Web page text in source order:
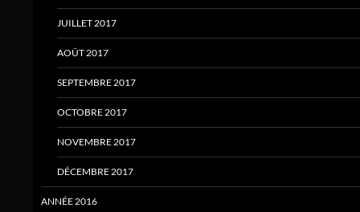
JUILLET 2017
AOÛT 2017
SEPTEMBRE 2017
OCTOBRE 2017
NOVEMBRE 2017
DÉCEMBRE 2017
ANNÉE 2016